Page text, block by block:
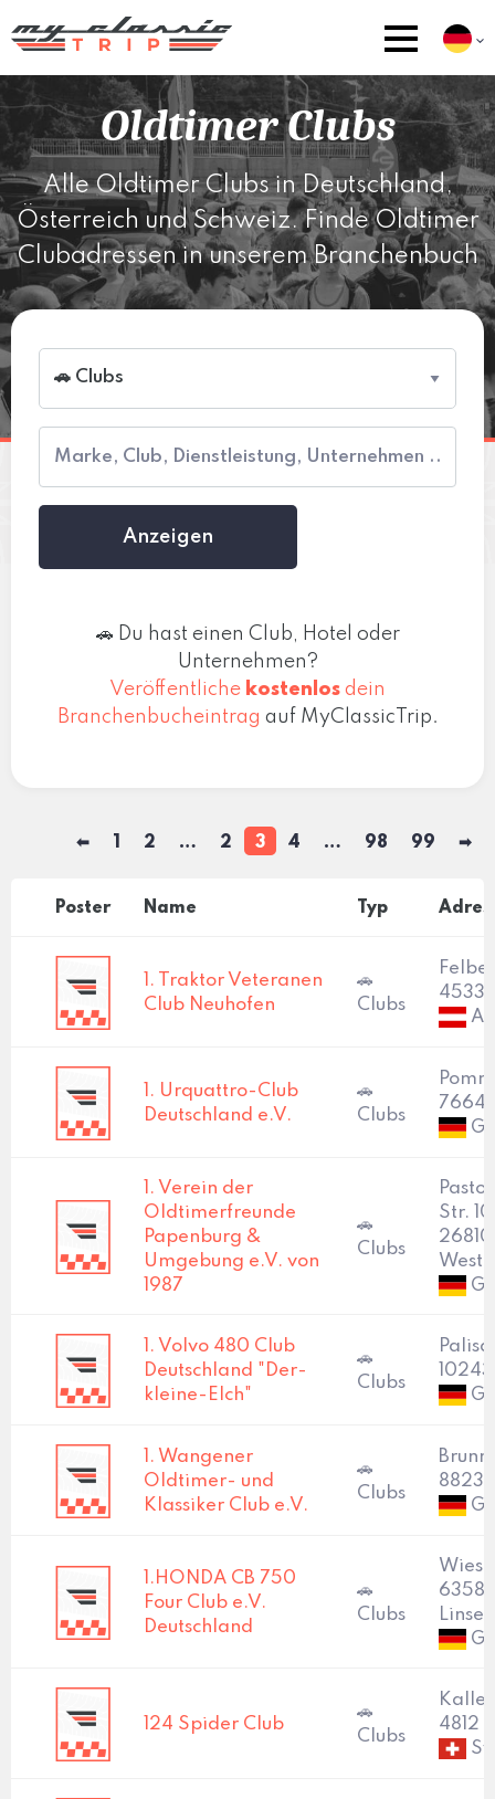
Oldtimer Clubs
Alle Oldtimer Clubs in Deutschland,
Österreich und Schweiz. Finde Oldtimer
Clubadressen in unserem Branchenbuch
Anzeigen
🚗 Du hast einen Club, Hotel oder
Unternehmen?
Veröffentliche kostenlos dein
Branchenbucheintrag auf MyClassicTrip.
⬅ 1 2 2 3 4 98 99 ➡
Poster Name Typ
1. Traktor Veteranen
Club Neuhofen
🚗
Clubs
4533
1. Urquattro-Club
Deutschland e.V.
🚗
Clubs
1. Verein der
Oldtimerfreunde
Papenburg &
Umgebung e.V. von
1987
🚗
Clubs
Str.
26810
1. Volvo 480 Club
Deutschland "Der-
kleine-Elch"
🚗
Clubs
1. Wangener
Oldtimer- und
Klassiker Club e.V.
🚗
Clubs
1.HONDA CB 750
Four Club e.V.
Deutschland
🚗
Clubs
124 Spider Club
🚗
Clubs
4812